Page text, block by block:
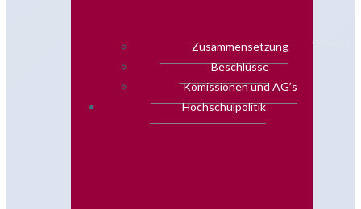
Zusammensetzung
Beschlüsse
Komissionen und AG’s
Hochschulpolitik